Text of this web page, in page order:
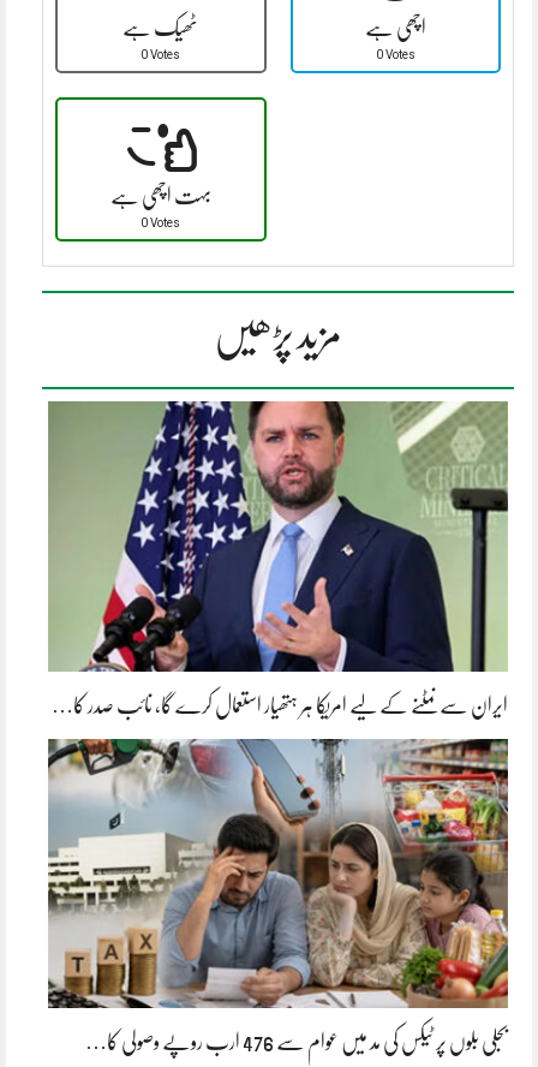
ٹھیک ہے
0 Votes
اچھی ہے
0 Votes
بہت اچھی ہے
0 Votes
مزید پڑھیں
ایران سے نمٹنے کے لیے امریکا ہر ہتھیار استعمال کرے گا، نائب صدر کا…
بجلی بلوں پر ٹیکس کی مد میں عوام سے 476 ارب روپے وصولی کا…